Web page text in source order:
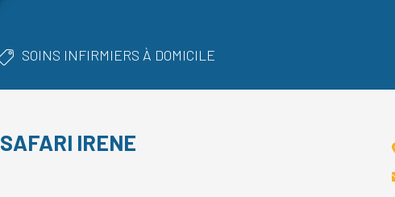
SOINS INFIRMIERS À DOMICILE
SAFARI IRENE